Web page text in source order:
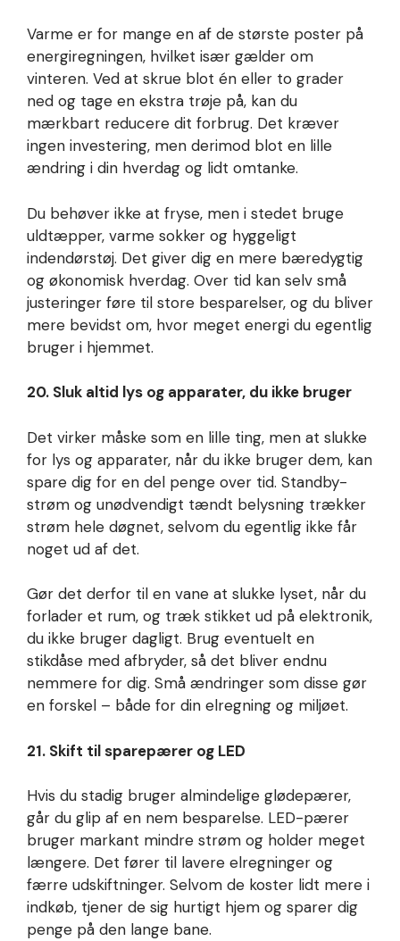
Varme er for mange en af de største poster på
energiregningen, hvilket især gælder om
vinteren. Ved at skrue blot én eller to grader
ned og tage en ekstra trøje på, kan du
mærkbart reducere dit forbrug. Det kræver
ingen investering, men derimod blot en lille
ændring i din hverdag og lidt omtanke.
Du behøver ikke at fryse, men i stedet bruge
uldtæpper, varme sokker og hyggeligt
indendørstøj. Det giver dig en mere bæredygtig
og økonomisk hverdag. Over tid kan selv små
justeringer føre til store besparelser, og du bliver
mere bevidst om, hvor meget energi du egentlig
bruger i hjemmet.
20. Sluk altid lys og apparater, du ikke bruger
Det virker måske som en lille ting, men at slukke
for lys og apparater, når du ikke bruger dem, kan
spare dig for en del penge over tid. Standby-
strøm og unødvendigt tændt belysning trækker
strøm hele døgnet, selvom du egentlig ikke får
noget ud af det.
Gør det derfor til en vane at slukke lyset, når du
forlader et rum, og træk stikket ud på elektronik,
du ikke bruger dagligt. Brug eventuelt en
stikdåse med afbryder, så det bliver endnu
nemmere for dig. Små ændringer som disse gør
en forskel – både for din elregning og miljøet.
21. Skift til sparepærer og LED
Hvis du stadig bruger almindelige glødepærer,
går du glip af en nem besparelse. LED-pærer
bruger markant mindre strøm og holder meget
længere. Det fører til lavere elregninger og
færre udskiftninger. Selvom de koster lidt mere i
indkøb, tjener de sig hurtigt hjem og sparer dig
penge på den lange bane.